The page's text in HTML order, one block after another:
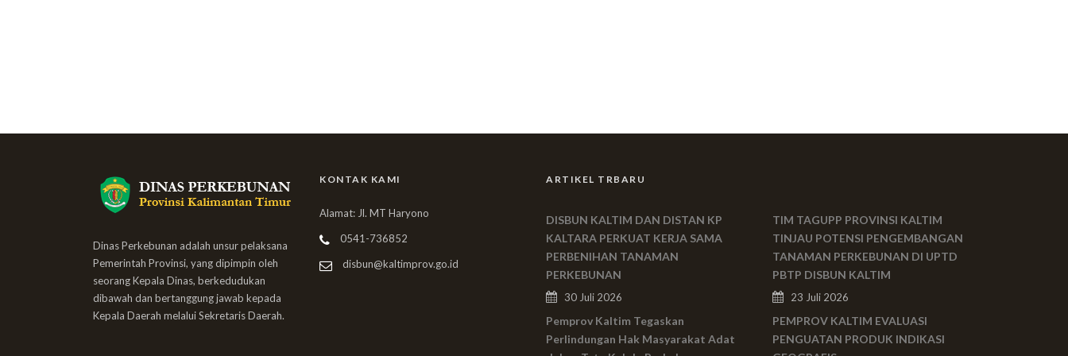
Dinas Perkebunan adalah unsur pelaksana
Pemerintah Provinsi, yang dipimpin oleh
seorang Kepala Dinas, berkedudukan
dibawah dan bertanggung jawab kepada
Kepala Daerah melalui Sekretaris Daerah.
KONTAK KAMI
Alamat: Jl. MT Haryono
0541-736852
disbun@kaltimprov.go.id
ARTIKEL TRBARU
DISBUN KALTIM DAN DISTAN KP
KALTARA PERKUAT KERJA SAMA
PERBENIHAN TANAMAN
PERKEBUNAN
30 Juli 2026
Pemprov Kaltim Tegaskan
Perlindungan Hak Masyarakat Adat
TIM TAGUPP PROVINSI KALTIM
TINJAU POTENSI PENGEMBANGAN
TANAMAN PERKEBUNAN DI UPTD
PBTP DISBUN KALTIM
23 Juli 2026
PEMPROV KALTIM EVALUASI
PENGUATAN PRODUK INDIKASI